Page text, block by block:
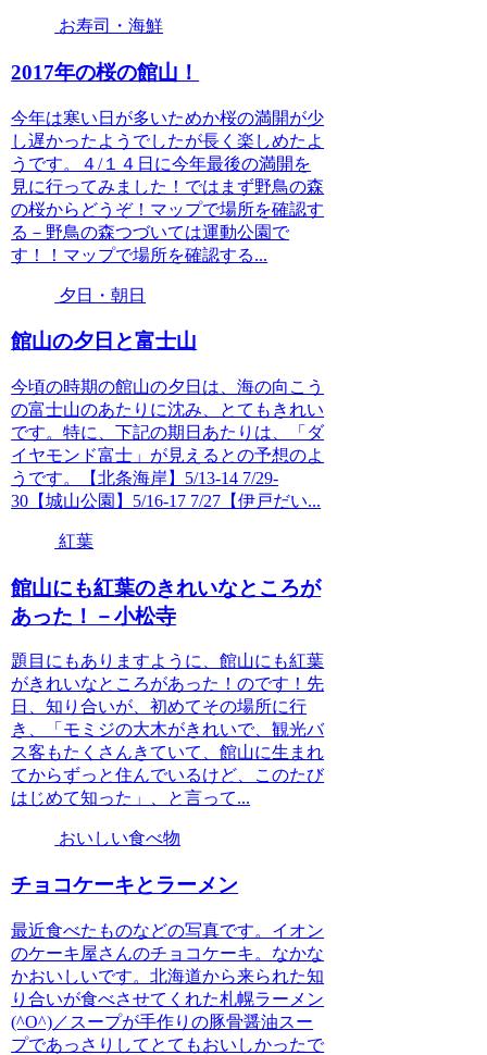
お寿司・海鮮
2017年の桜の館山！
今年は寒い日が多いためか桜の満開が少
し遅かったようでしたが長く楽しめたよ
うです。４/１４日に今年最後の満開を
見に行ってみました！ではまず野鳥の森
の桜からどうぞ！マップで場所を確認す
る－野鳥の森つづいては運動公園で
す！！マップで場所を確認する...
夕日・朝日
館山の夕日と富士山
今頃の時期の館山の夕日は、海の向こう
の富士山のあたりに沈み、とてもきれい
です。特に、下記の期日あたりは、「ダ
イヤモンド富士」が見えるとの予想のよ
うです。【北条海岸】5/13-14 7/29-
30【城山公園】5/16-17 7/27【伊戸だい...
紅葉
館山にも紅葉のきれいなところが
あった！－小松寺
題目にもありますように、館山にも紅葉
がきれいなところがあった！のです！先
日、知り合いが、初めてその場所に行
き、「モミジの大木がきれいで、観光バ
ス客もたくさんきていて、館山に生まれ
てからずっと住んでいるけど、このたび
はじめて知った」、と言って...
おいしい食べ物
チョコケーキとラーメン
最近食べたものなどの写真です。イオン
のケーキ屋さんのチョコケーキ。なかな
かおいしいです。北海道から来られた知
り合いが食べさせてくれた札幌ラーメン
(^O^)／スープが手作りの豚骨醤油スー
プであっさりしてとてもおいしかったで